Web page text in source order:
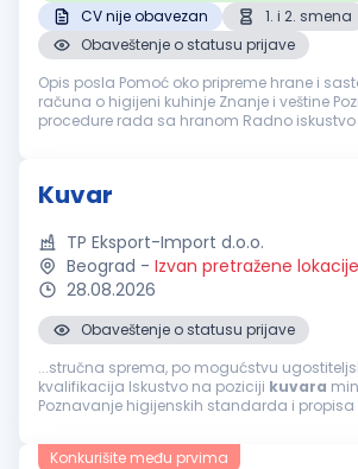
CV nije obavezan
1. i 2. smena
Obaveštenje o statusu prijave
Opis posla Pomoć oko pripreme hrane i sastojaka Vođenje
računa o higijeni kuhinje Znanje i veštine Poznavanje
procedure rada sa hranom Radno iskustvo Potrebno Profil
Kuvar
TP Eksport-Import d.o.o.
Beograd - Izvan pretražene lokacije
28.08.2026
Obaveštenje o statusu prijave
...stručna sprema, po mogućstvu
kvalifikacija Iskustvo na poziciji kuvara
Poznavanje higijenskih standarda i
spremnost na rad...
Konkurišite među prvima